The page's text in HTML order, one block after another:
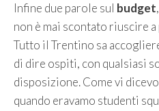
Infine due parole sul budget
non è mai scontato riuscire a
Tutto il Trentino sa
di dire ospiti, con qualsiasi
disposizione. Come vi
quando eravamo studenti